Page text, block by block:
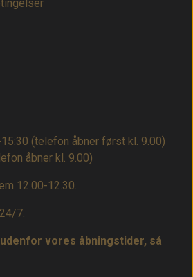
(telefon åbner først kl. 9.00)
åbner kl. 9.00)
12.00-12.30.
7.
vores åbningstider, så